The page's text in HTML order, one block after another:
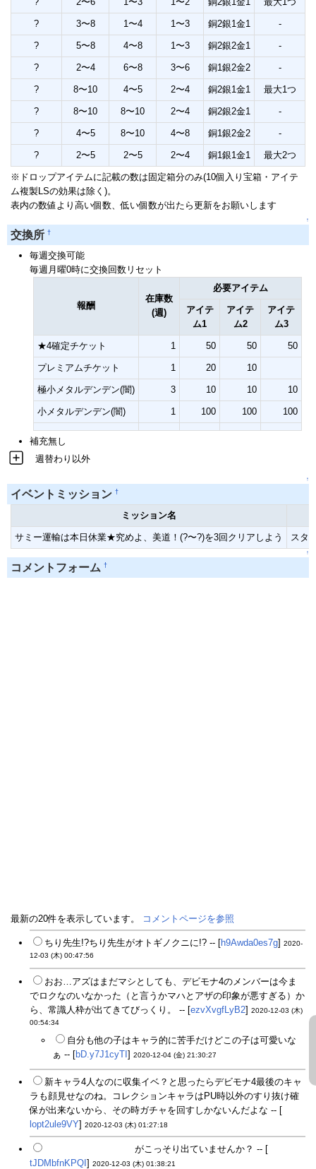
? 3〜8 1〜4 1〜3 銅2銀1金1 -
? 5〜8 4〜8 1〜3 銅2銀2金1 -
? 2〜4 6〜8 3〜6 銅1銀2金2 -
? 8〜10 4〜5 2〜4 銅2銀1金1 最大1つ
? 8〜10 8〜10 2〜4 銅2銀2金1 -
? 4〜5 8〜10 4〜8 銅1銀2金2 -
? 2〜5 2〜5 2〜4 銅1銀1金1 最大2つ
※ドロップアイテムに記載の数は固定箱分のみ(10個入り宝箱・アイテ
ム複製LSの効果は除く)。
表内の数値より高い個数、低い個数が出たら更新をお願いします
↑
交換所 †
毎週交換可能
毎週月曜0時に交換回数リセット
報酬
在庫数
(週)
必要アイテム
アイテ
ム1
アイテ
ム2
アイテ
ム3
★4確定チケット 1 50 50 50
プレミアムチケット 1 20 10
極小メタルデンデン(闇) 3 10 10 10
小メタルデンデン(闇) 1 100 100 100
補充無し
週替わり以外
↑
イベントミッション †
ミッション名
サミー運輸は本日休業★究めよ、美道！(?〜?)を3回クリアしよう スタ
↑
コメントフォーム †
最新の20件を表示しています。 コメントページを参照
ちり先生!?ちり先生がオトギノクニに!? -- [h9Awda0es7g] 2020-
12-03 (木) 00:47:56
おお…アズはまだマシとしても、デビモナ4のメンバーは今ま
でロクなのいなかった（と言うかマハとアザの印象が悪すぎる）か
ら、常識人枠が出てきてびっくり。 -- [ezvXvgfLyB2] 2020-12-03 (木)
00:54:34
自分も他の子はキャラ的に苦手だけどこの子は可愛いな
ぁ -- [bD.y7J1cyTI] 2020-12-04 (金) 21:30:27
新キャラ4人なのに収集イベ？と思ったらデビモナ4最後のキャ
ラも顔見せなのね。コレクションキャラはPU時以外のすり抜け確
保が出来ないから、その時ガチャを回すしかないんだよな -- [
lopt2ule9VY] 2020-12-03 (木) 01:27:18
がこっそり出ていませんか？ -- [
tJDMbfnKPQI ] 2020-12-03 (木) 01:38:21